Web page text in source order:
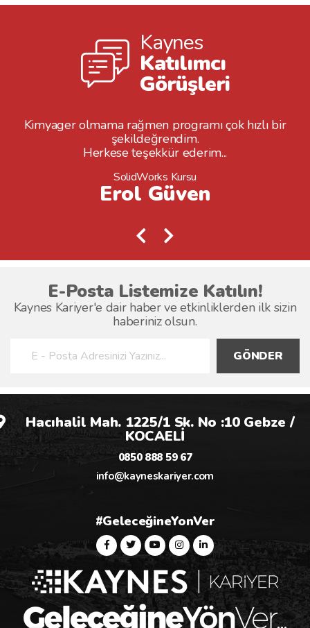
Kaynes
Katılımcı
Görüşleri
Kimyager olmama rağmen programı çok hızlı bir
şekildeğrendim.
Herkese teşekkür ederim...
SolidWorks Kursu
Erol Güven
E-Posta Listemize Katılın!
Kaynes Kariyer'e dair haber ve etkinliklerden ilk sizin
haberiniz olsun.
GÖNDER
Hacıhalil Mah. 1225/1 Sk. No :10 Gebze /
KOCAELİ
0850 888 59 67
info@kayneskariyer.com
#GeleceğineYonVer